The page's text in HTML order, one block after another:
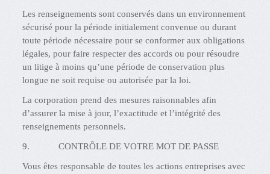
Les renseignements sont conservés dans un environnement
sécurisé pour la période initialement convenue ou durant
toute période nécessaire pour se conformer aux obligations
légales, pour faire respecter des accords ou pour résoudre
un litige à moins qu’une période de conservation plus
longue ne soit requise ou autorisée par la loi.
La corporation prend des mesures raisonnables afin
d’assurer la mise à jour, l’exactitude et l’intégrité des
renseignements personnels.
9. CONTRÔLE DE VOTRE MOT DE PASSE
Vous êtes responsable de toutes les actions entreprises avec